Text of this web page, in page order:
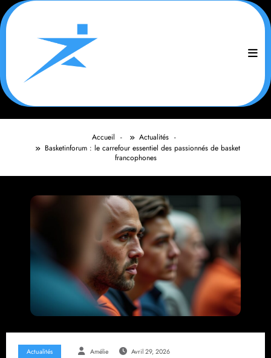
Aller
au
contenu
Accueil
Actualités
Basketinforum : le carrefour essentiel des passionnés de basket
francophones
Actualités Amélie Avril 29, 2026